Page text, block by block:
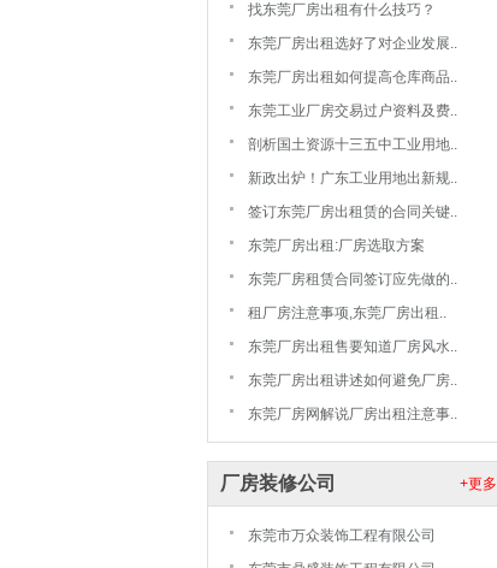
找东莞厂房出租有什么技巧？
东莞厂房出租选好了对企业发展..
东莞厂房出租如何提高仓库商品..
东莞工业厂房交易过户资料及费..
剖析国土资源十三五中工业用地..
新政出炉！广东工业用地出新规..
签订东莞厂房出租赁的合同关键..
东莞厂房出租:厂房选取方案
东莞厂房租赁合同签订应先做的..
租厂房注意事项,东莞厂房出租..
东莞厂房出租售要知道厂房风水..
东莞厂房出租讲述如何避免厂房..
东莞厂房网解说厂房出租注意事..
+更多
厂房装修公司
东莞市万众装饰工程有限公司